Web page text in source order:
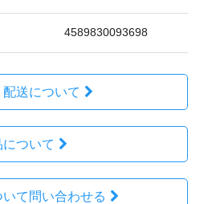
4589830093698
送について
について
て問い合わせる